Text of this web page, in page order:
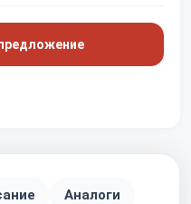
Аналоги